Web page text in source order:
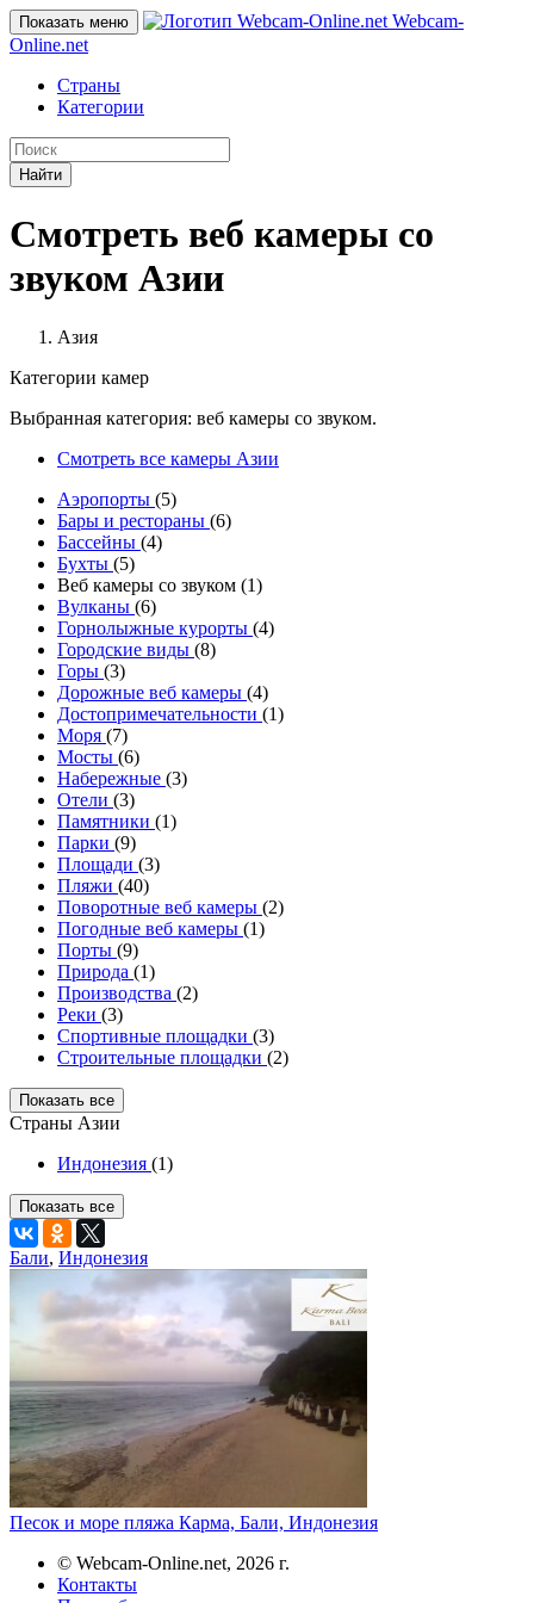
Показать меню
Webcam-
Online.net
Страны
Категории
Найти
Смотреть веб камеры со
звуком Азии
Азия
Категории камер
Выбранная категория: веб камеры со звуком.
Смотреть все камеры Азии
Аэропорты (5)
Бары и рестораны (6)
Бассейны (4)
Бухты (5)
Веб камеры со звуком (1)
Вулканы (6)
Горнолыжные курорты (4)
Городские виды (8)
Горы (3)
Дорожные веб камеры (4)
Достопримечательности (1)
Моря (7)
Мосты (6)
Набережные (3)
Отели (3)
Памятники (1)
Парки (9)
Площади (3)
Пляжи (40)
Поворотные веб камеры (2)
Погодные веб камеры (1)
Порты (9)
Природа (1)
Производства (2)
Реки (3)
Спортивные площадки (3)
Строительные площадки (2)
Показать все
Страны Азии
Индонезия (1)
Показать все
Бали, Индонезия
Песок и море пляжа Карма, Бали, Индонезия
© Webcam-Online.net, 2026 г.
Контакты